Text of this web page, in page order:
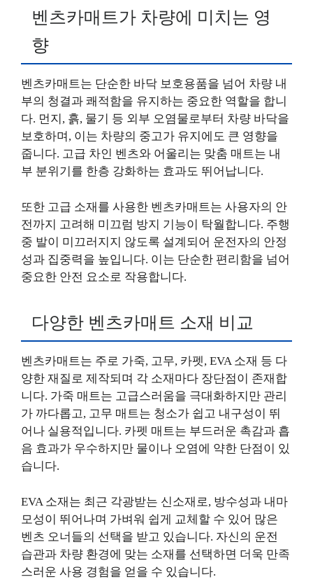
벤츠카매트가 차량에 미치는 영
향
벤츠카매트는 단순한 바닥 보호용품을 넘어 차량 내
부의 청결과 쾌적함을 유지하는 중요한 역할을 합니
다. 먼지, 흙, 물기 등 외부 오염물로부터 차량 바닥을
보호하며, 이는 차량의 중고가 유지에도 큰 영향을
줍니다. 고급 차인 벤츠와 어울리는 맞춤 매트는 내
부 분위기를 한층 강화하는 효과도 뛰어납니다.
또한 고급 소재를 사용한 벤츠카매트는 사용자의 안
전까지 고려해 미끄럼 방지 기능이 탁월합니다. 주행
중 발이 미끄러지지 않도록 설계되어 운전자의 안정
성과 집중력을 높입니다. 이는 단순한 편리함을 넘어
중요한 안전 요소로 작용합니다.
다양한 벤츠카매트 소재 비교
벤츠카매트는 주로 가죽, 고무, 카펫, EVA 소재 등 다
양한 재질로 제작되며 각 소재마다 장단점이 존재합
니다. 가죽 매트는 고급스러움을 극대화하지만 관리
가 까다롭고, 고무 매트는 청소가 쉽고 내구성이 뛰
어나 실용적입니다. 카펫 매트는 부드러운 촉감과 흡
음 효과가 우수하지만 물이나 오염에 약한 단점이 있
습니다.
EVA 소재는 최근 각광받는 신소재로, 방수성과 내마
모성이 뛰어나며 가벼워 쉽게 교체할 수 있어 많은
벤츠 오너들의 선택을 받고 있습니다. 자신의 운전
습관과 차량 환경에 맞는 소재를 선택하면 더욱 만족
스러운 사용 경험을 얻을 수 있습니다.